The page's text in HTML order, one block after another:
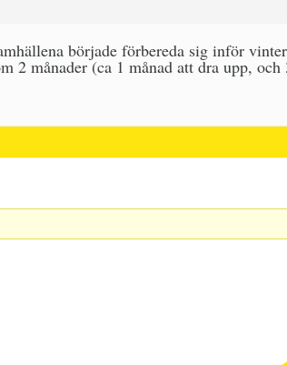
började förbereda sig inför
2 månader (ca 1 månad att dra upp, och